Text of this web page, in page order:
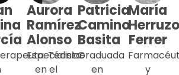
Técnico
Aurora
Ramírez
Alonso
Especialista
en el
Patricia
Camino
Basita
Graduada
en
María
Ferrer
y